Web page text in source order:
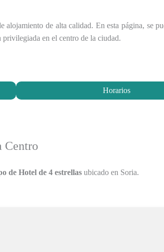
de alta calidad. En esta página, se
en el centro de la ciudad.
Horarios
Centro
de Hotel de 4 estrellas ubicado en Soria.